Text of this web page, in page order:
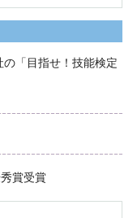
「目指せ！技能検定
賞受賞